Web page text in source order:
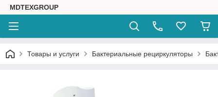
MDTEXGROUP
Товары и услуги Бактериальные рециркуляторы